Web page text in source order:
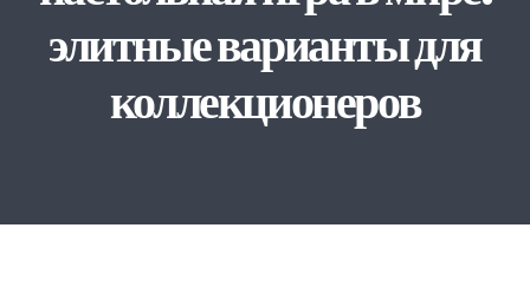
элитные варианты для
коллекционеров